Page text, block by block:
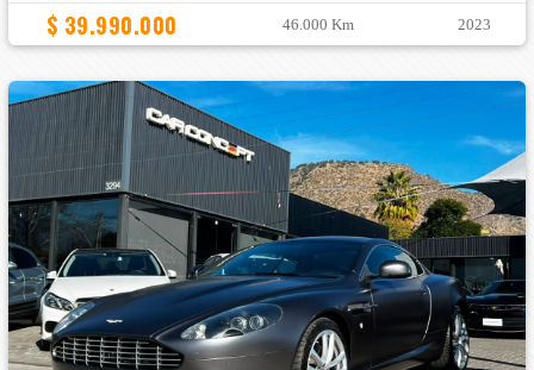
$ 39.990.000 46.000 Km 2023